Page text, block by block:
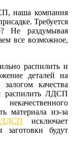
наша компания
Требуется
Не раздумывая
все возможное,
распилить и
деталей на
качества
распилить ЛДСП
материала из-за
исключает
заготовки будут